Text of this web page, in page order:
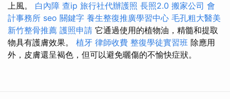
上風。 白內障 查ip 旅行社代辦護照 長照2.0 搬家公司 會
計事務所 seo 關鍵字 養生整復推廣學習中心 毛孔粗大醫美
新竹整骨推薦 護照申請 它通過使用的植物油，精髓和提取
物具有護膚效果。 植牙 律師收費 整復學徒實習班 除應用
外，皮膚還呈褐色，但可以避免曬傷的不愉快症狀。